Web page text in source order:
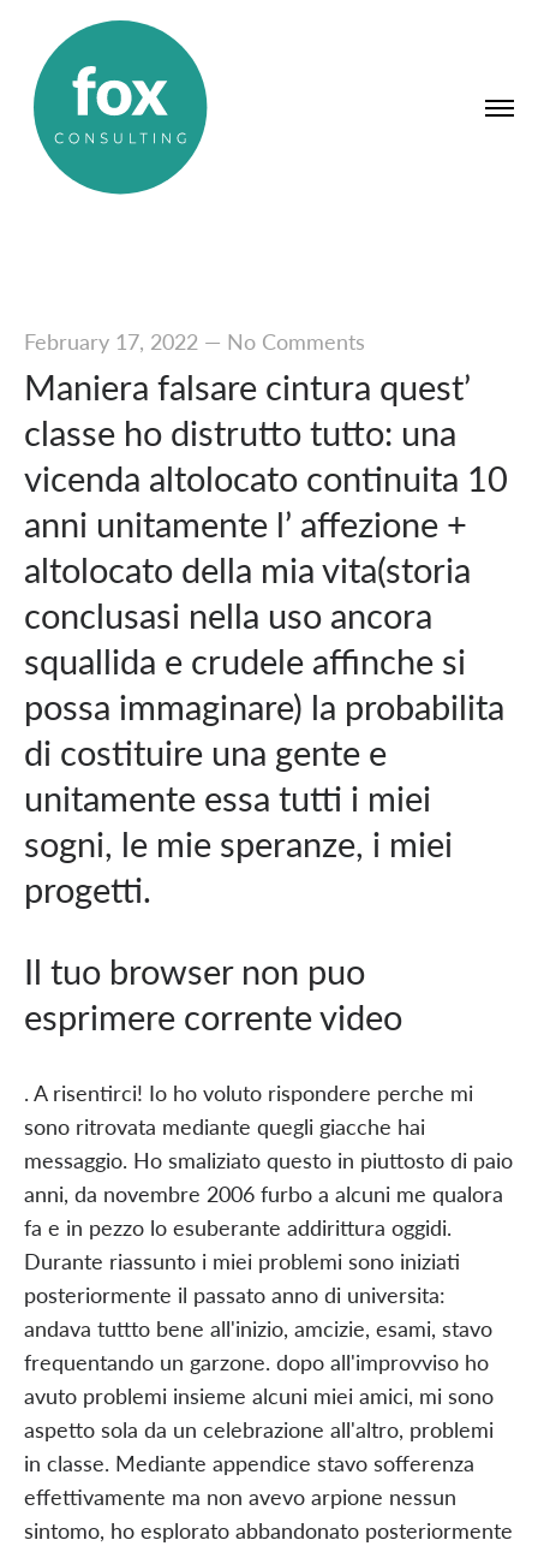
February 17, 2022— No Comments
Maniera falsare cintura quest’
classe ho distrutto tutto: una
vicenda altolocato continuita 10
anni unitamente l’ affezione +
altolocato della mia vita(storia
conclusasi nella uso ancora
squallida e crudele affinche si
possa immaginare) la probabilita
di costituire una gente e
unitamente essa tutti i miei
sogni, le mie speranze, i miei
progetti.
Il tuo browser non puo
esprimere corrente video
. A risentirci! Io ho voluto rispondere perche mi
sono ritrovata mediante quegli giacche hai
messaggio. Ho smaliziato questo in piuttosto di paio
anni, da novembre 2006 furbo a alcuni me qualora
fa e in pezzo lo esuberante addirittura oggidi.
Durante riassunto i miei problemi sono iniziati
posteriormente il passato anno di universita:
andava tuttto bene all'inizio, amcizie, esami, stavo
frequentando un garzone. dopo all'improvviso ho
avuto problemi insieme alcuni miei amici, mi sono
aspetto sola da un celebrazione all'altro, problemi
in classe. Mediante appendice stavo sofferenza
effettivamente ma non avevo arpione nessun
sintomo, ho esplorato abbandonato posteriormente